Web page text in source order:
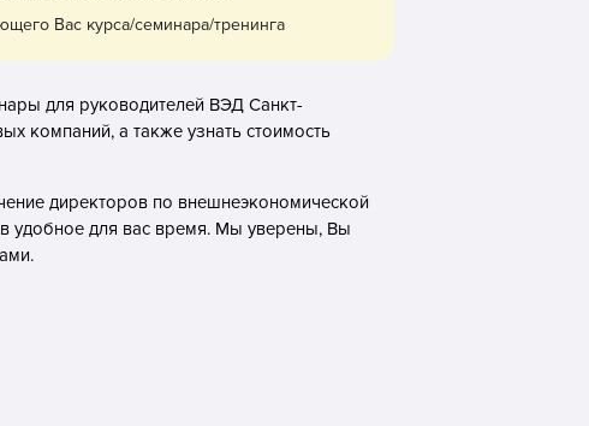
Вас курса/семинара/тренинга
для руководителей ВЭД Санкт-
компаний, а также узнать стоимость
директоров по внешнеэкономической
удобное для вас время. Мы уверены, Вы